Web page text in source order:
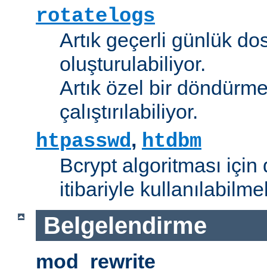
rotatelogs
Artık geçerli günlük
oluşturulabiliyor.
Artık özel bir
çalıştırılabiliyor.
htpasswd, htdbm
Bcrypt algoritması için
itibariyle
Belgelendirme
mod_rewrite